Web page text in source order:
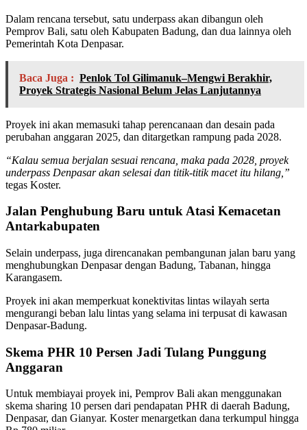
Dalam rencana tersebut, satu underpass akan dibangun oleh
Pemprov Bali, satu oleh Kabupaten Badung, dan dua lainnya oleh
Pemerintah Kota Denpasar.
Baca Juga : Penlok Tol Gilimanuk–Mengwi Berakhir,
Proyek Strategis Nasional Belum Jelas Lanjutannya
Proyek ini akan memasuki tahap perencanaan dan desain pada
perubahan anggaran 2025, dan ditargetkan rampung pada 2028.
“Kalau semua berjalan sesuai rencana, maka pada 2028, proyek
underpass Denpasar akan selesai dan titik-titik macet itu hilang,”
tegas Koster.
Jalan Penghubung Baru untuk Atasi Kemacetan
Antarkabupaten
Selain underpass, juga direncanakan pembangunan jalan baru yang
menghubungkan Denpasar dengan Badung, Tabanan, hingga
Karangasem.
Proyek ini akan memperkuat konektivitas lintas wilayah serta
mengurangi beban lalu lintas yang selama ini terpusat di kawasan
Denpasar-Badung.
Skema PHR 10 Persen Jadi Tulang Punggung
Anggaran
Untuk membiayai proyek ini, Pemprov Bali akan menggunakan
skema sharing 10 persen dari pendapatan PHR di daerah Badung,
Denpasar, dan Gianyar. Koster menargetkan dana terkumpul hingga